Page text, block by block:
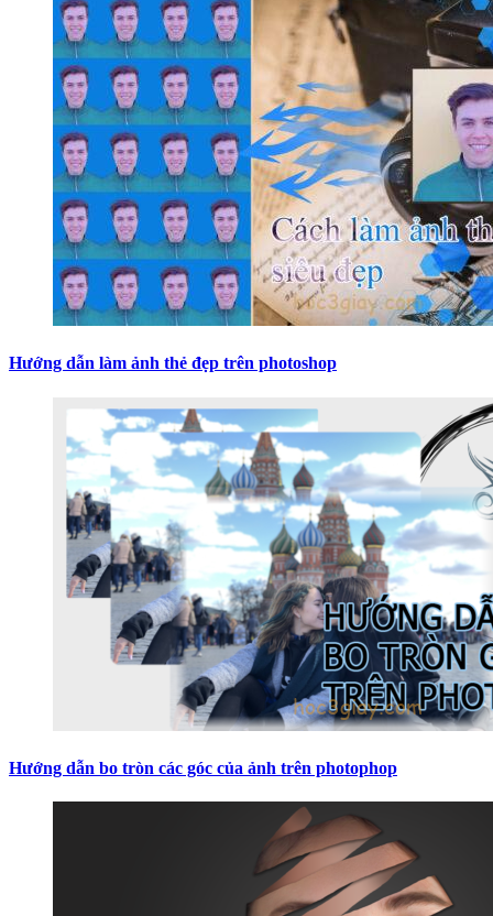
Hướng dẫn làm ảnh thẻ đẹp trên photoshop
Hướng dẫn bo tròn các góc của ảnh trên photophop